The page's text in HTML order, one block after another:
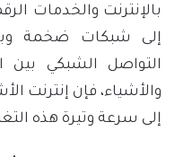
بالإنترنت والخدمات
إلى شبكات ضخمة
التواصل الشبكي بين
والأشياء، فإن إنترنت
إلى سرعة وتيرة هذه